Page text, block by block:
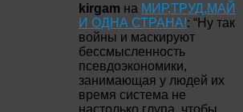
kirgam на МИР,ТРУД,МАЙ
И ОДНА СТРАНА!: “Ну так
войны и маскируют
бессмысленность
псевдоэкономики,
занимающая у людей их
время система не
настолько глупа, чтобы